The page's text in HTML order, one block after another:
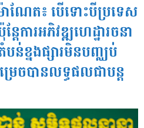
ណែត៖ បើទោះបីប្រទេស
ែការអភិវឌ្ឍហេដ្ឋារចនា
បន់ខ្នងផ្សារមិនបញ្ឈប់
េចបានលទ្ធផលជាបន្ដ